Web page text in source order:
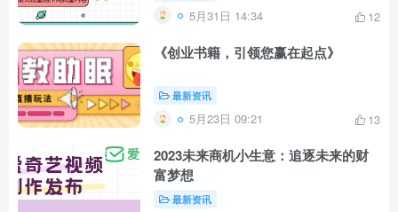
5月31日 14:34 12
《创业书籍，引领您赢在起点》
最新资讯
5月23日 09:21 13
2023未来商机小生意：追逐未来的财
富梦想
最新资讯